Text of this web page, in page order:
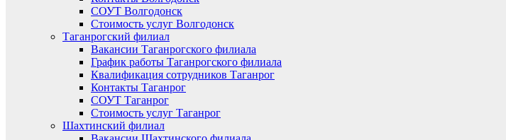
СОУТ Волгодонск
Стоимость услуг Волгодонск
Таганрогский филиал
Вакансии Таганрогского филиала
График работы Таганрогского филиала
Квалификация сотрудников Таганрог
Контакты Таганрог
СОУТ Таганрог
Стоимость услуг Таганрог
Шахтинский филиал